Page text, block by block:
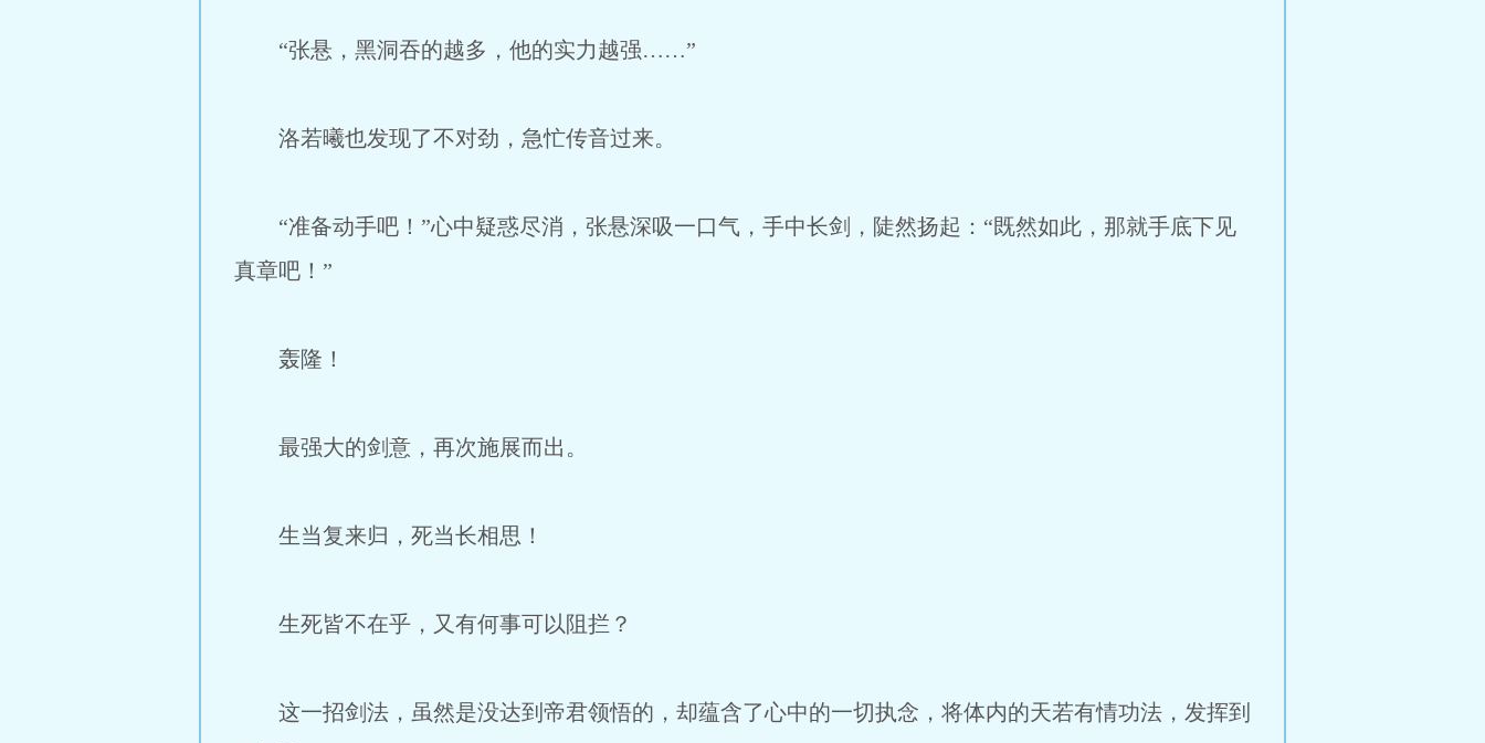
“张悬，黑洞吞的越多，他的实力越强……”
洛若曦也发现了不对劲，急忙传音过来。
“准备动手吧！”心中疑惑尽消，张悬深吸一口气，手中长剑，陡然扬起：“既然如此，那就手底下见
真章吧！”
轰隆！
最强大的剑意，再次施展而出。
生当复来归，死当长相思！
生死皆不在乎，又有何事可以阻拦？
这一招剑法，虽然是没达到帝君领悟的，却蕴含了心中的一切执念，将体内的天若有情功法，发挥到